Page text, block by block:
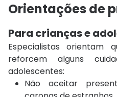
Orientações de
Para crianças e
Especialistas orientam
reforcem alguns
adolescentes:
Não aceitar